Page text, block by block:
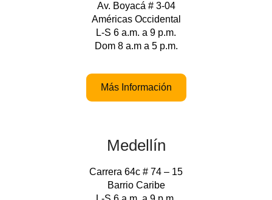
Av. Boyacá # 3-04
Américas Occidental
L-S 6 a.m. a 9 p.m.
Dom 8 a.m a 5 p.m.
Más Información
Medellín
Carrera 64c # 74 – 15
Barrio Caribe